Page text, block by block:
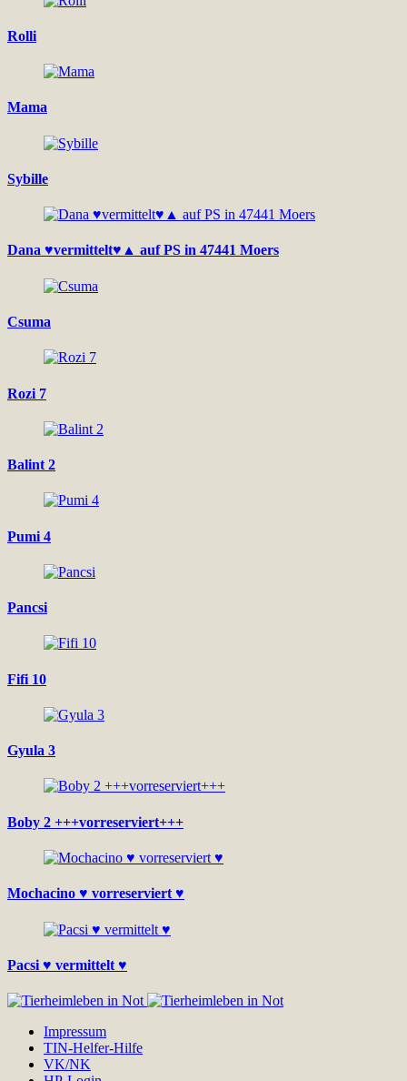
Rolli
Mama
Sybille
Dana ♥vermittelt♥▲ auf PS in 47441 Moers
Csuma
Rozi 7
Balint 2
Pumi 4
Pancsi
Fifi 10
Gyula 3
Boby 2 +++vorreserviert+++
Mochacino ♥ vorreserviert ♥
Pacsi ♥ vermittelt ♥
Impressum
TIN-Helfer-Hilfe
VK/NK